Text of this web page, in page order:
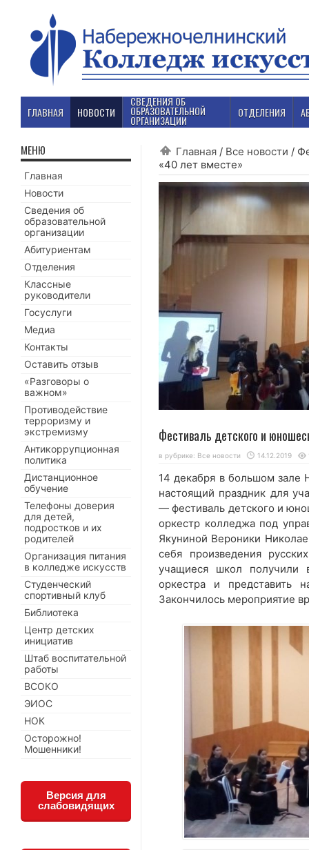
ГЛАВНАЯ НОВОСТИ
СВЕДЕНИЯ ОБ
ОБРАЗОВАТЕЛЬНОЙ
ОРГАНИЗАЦИИ
ОТДЕЛЕНИЯ
Главная / Все новости /
«40 лет вместе»
Фестиваль детского и
в рубрике: Все новости 14.12.2019
14 декабря в большом зале
настоящий праздник для
— фестиваль детского и
оркестр колледжа под
Якуниной Вероники
себя произведения
учащиеся школ получили
оркестра и представить
Закончилось мероприятие
МЕНЮ
Главная
Новости
Сведения об
образовательной
организации
Абитуриентам
Отделения
Классные
руководители
Госуслуги
Медиа
Контакты
Оставить отзыв
«Разговоры о
важном»
Противодействие
терроризму и
экстремизму
Антикоррупционная
политика
Дистанционное
обучение
Телефоны доверия
для детей,
подростков и их
родителей
Организация питания
в колледже искусств
Студенческий
спортивный клуб
Библиотека
Центр детских
инициатив
Штаб воспитательной
работы
ВСОКО
ЭИОС
НОК
Осторожно!
Мошенники!
Версия для
слабовидящих